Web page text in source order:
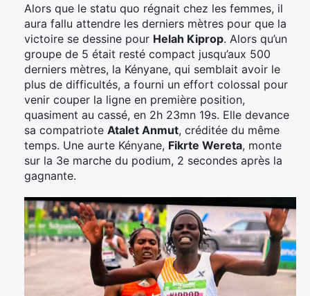
Alors que le statu quo régnait chez les femmes, il
aura fallu attendre les derniers mètres pour que la
victoire se dessine pour Helah Kiprop. Alors qu’un
groupe de 5 était resté compact jusqu’aux 500
derniers mètres, la Kényane, qui semblait avoir le
plus de difficultés, a fourni un effort colossal pour
venir couper la ligne en première position,
quasiment au cassé, en 2h 23mn 19s. Elle devance
sa compatriote Atalet Anmut, créditée du même
temps. Une aurte Kényane, Fikrte Wereta, monte
sur la 3e marche du podium, 2 secondes après la
gagnante.Rechercher